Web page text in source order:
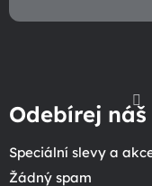
Odebírej
Speciální slevy a
Žádný spam